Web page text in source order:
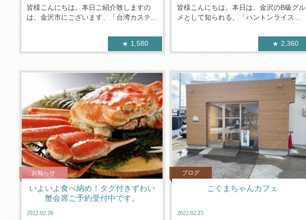
皆様こんにちは。本日ご紹介致しますの
は、金沢市にございます、「台湾カステ...
1,580
皆様こんにちは。本日は、金沢のB級グル
メとして知られる、「ハントンライス...
2,360
お知らせ
いよいよ食べ納め！タグ付きずわい
蟹会席ご予約受付中です。
2022.02.26
ブログ
こぐまちゃんカフェ
2022.02.25